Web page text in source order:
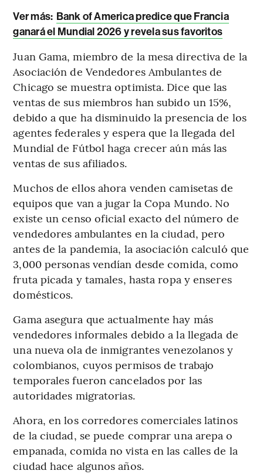
Ver más: Bank of America predice que Francia
ganará el Mundial 2026 y revela sus favoritos
Juan Gama, miembro de la mesa directiva de la
Asociación de Vendedores Ambulantes de
Chicago se muestra optimista. Dice que las
ventas de sus miembros han subido un 15%,
debido a que ha disminuido la presencia de los
agentes federales y espera que la llegada del
Mundial de Fútbol haga crecer aún más las
ventas de sus afiliados.
Muchos de ellos ahora venden camisetas de
equipos que van a jugar la Copa Mundo. No
existe un censo oficial exacto del número de
vendedores ambulantes en la ciudad, pero
antes de la pandemia, la asociación calculó que
3,000 personas vendían desde comida, como
fruta picada y tamales, hasta ropa y enseres
domésticos.
Gama asegura que actualmente hay más
vendedores informales debido a la llegada de
una nueva ola de inmigrantes venezolanos y
colombianos, cuyos permisos de trabajo
temporales fueron cancelados por las
autoridades migratorias.
Ahora, en los corredores comerciales latinos
de la ciudad, se puede comprar una arepa o
empanada, comida no vista en las calles de la
ciudad hace algunos años.